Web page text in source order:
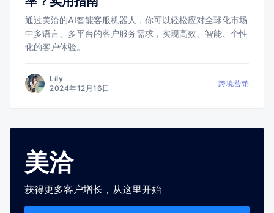
通过美洽的AI智能客服机器人，你可以轻松应对全球化市场
中多语言、多平台的客户服务需求，实现高效、智能、个性
化的客户体验。
Lily
2024年12月16日
跨境营销
美洽
获得更多客户增长，从这里开始